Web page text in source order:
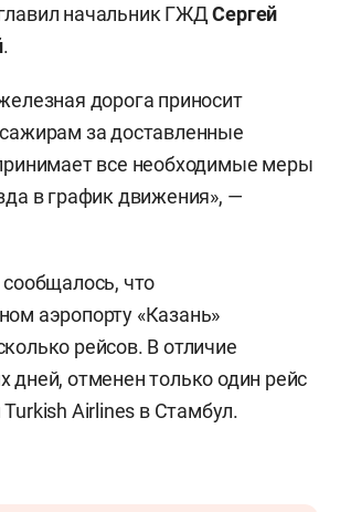
начальник ГЖДСергей
.
дорога приносит
за доставленные
все необходимые меры
в график движения», —
что
аэропорту «Казань»
рейсов. В отличие
дней, отменен только один рейс
Airlines в Стамбул.